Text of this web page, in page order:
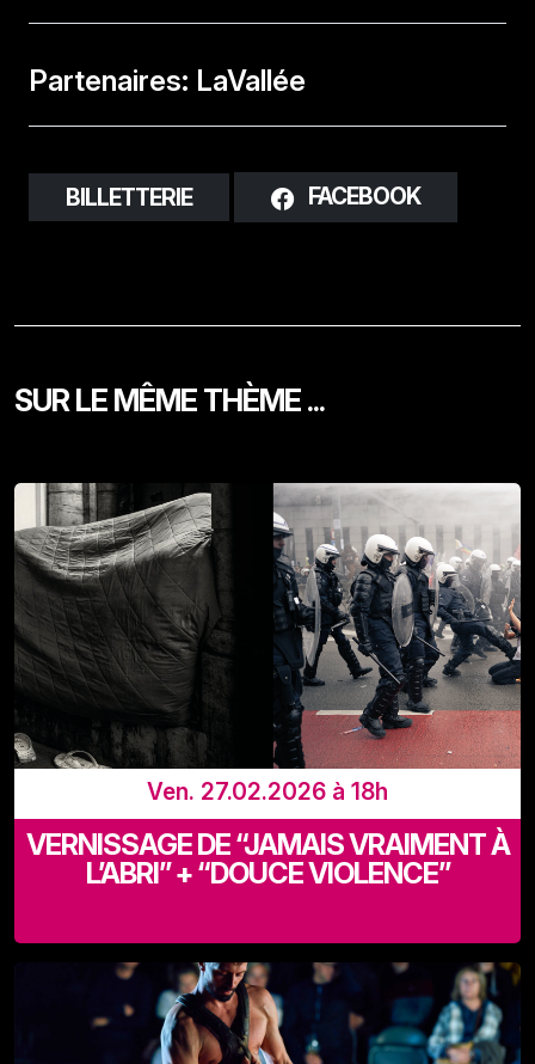
Partenaires: LaVallée
BILLETTERIE FACEBOOK
SUR LE MÊME THÈME ...
Ven. 27.02.2026 à 18h
VERNISSAGE DE “JAMAIS VRAIMENT À
L’ABRI” + “DOUCE VIOLENCE”
LaVallée, Rue Adolphe Lavallée 39, 1080 Bruxelles